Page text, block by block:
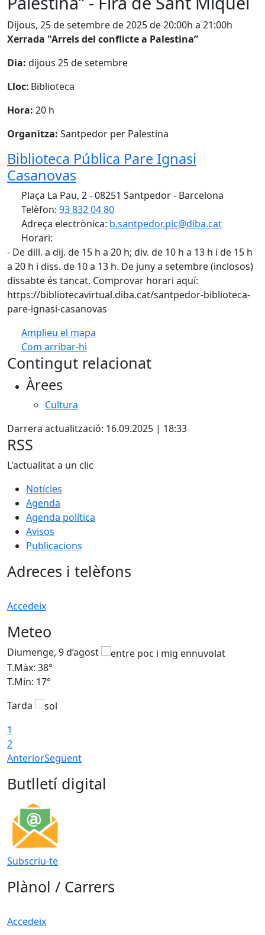
Dijous, 25 de setembre de 2025 de 20:00h a 21:00h
Xerrada "Arrels del conflicte a Palestina”
Dia: dijous 25 de setembre
Lloc: Biblioteca
Hora: 20 h
Organitza: Santpedor per Palestina
Biblioteca Pública Pare Ignasi
Casanovas
Plaça La Pau, 2 - 08251 Santpedor - Barcelona
Telèfon: 93 832 04 80
Adreça electrònica: b.santpedor.pic@diba.cat
Horari:
- De dill. a dij. de 15 h a 20 h; div. de 10 h a 13 h i de 15 h
a 20 h i diss. de 10 a 13 h. De juny a setembre (inclosos)
dissabte és tancat. Comprovar horari aquí:
https://bibliotecavirtual.diba.cat/santpedor-biblioteca-
pare-ignasi-casanovas
Amplieu el mapa
Com arribar-hi
+
−
Contingut relacionat
Àrees
Cultura
Darrera actualització: 16.09.2025 | 18:33
RSS
L'actualitat a un clic
Notícies
Agenda
Agenda política
Avisos
Publicacions
Adreces i telèfons
Accedeix
Meteo
Diumenge, 9 d’agost
T.Màx: 38°
T.Min: 17°
Tarda
1
2
AnteriorSegüent
Butlletí digital
Subscriu-te
Plànol / Carrers
Accedeix